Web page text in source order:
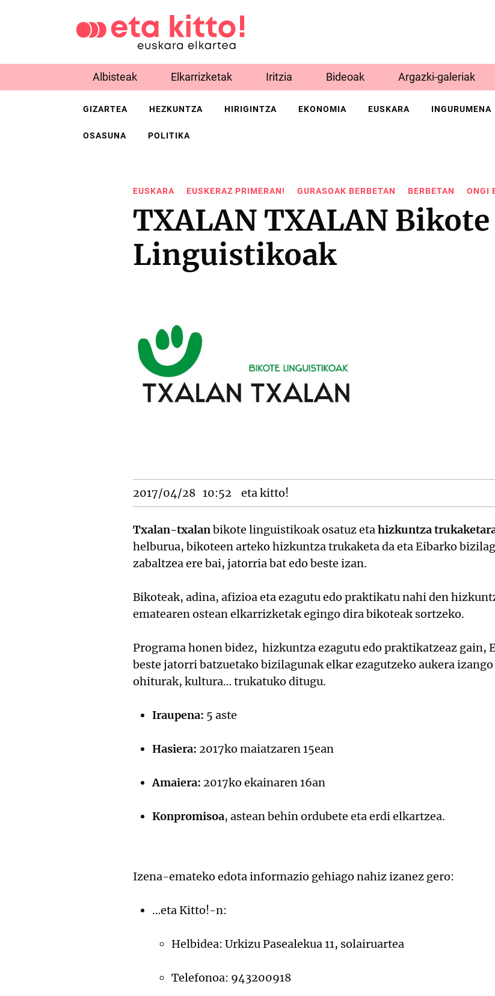
Albisteak Elkarrizketak Iritzia Bideoak Argazki-galeriak
GIZARTEA HEZKUNTZA HIRIGINTZA EKONOMIA EUSKARA INGURUMENA
OSASUNA POLITIKA
EUSKARA EUSKERAZ PRIMERAN! GURASOAK BERBETAN BERBETAN ONGI
TXALAN TXALAN Bikote
Linguistikoak
2017/04/28 10:52 eta kitto!
Txalan-txalanbikote linguistikoak osatuz etahizkuntza
helburua, bikoteen arteko hizkuntza trukaketa da eta Eibarko
zabaltzea ere bai, jatorria bat edo beste izan.
Bikoteak, adina, afizioa eta ezagutu edo praktikatu nahi den
ematearen ostean elkarrizketak egingo dira bikoteak sortzeko.
Programa honen bidez, hizkuntza ezagutu edo praktikatzeaz gain,
beste jatorri batzuetako bizilagunak elkar ezagutzeko aukera
ohiturak, kultura… trukatuko ditugu.
Iraupena: 5 aste
Hasiera: 2017ko maiatzaren 15ean
Amaiera: 2017ko ekainaren 16an
Konpromisoa, astean behin ordubete eta erdi elkartzea.
Izena-emateko edota informazio gehiago nahiz izanez gero:
…eta Kitto!-n:
Helbidea: Urkizu Pasealekua 11, solairuartea
Telefonoa: 943200918